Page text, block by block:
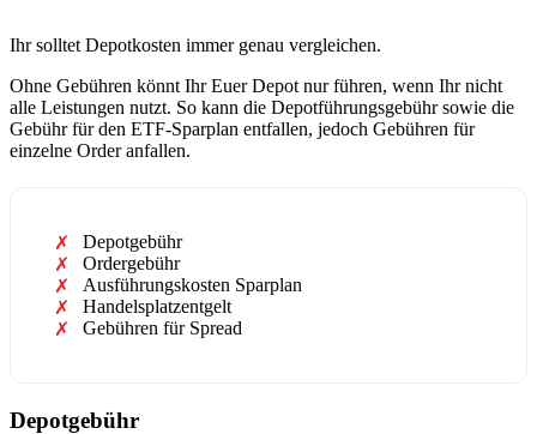
Ihr solltet Depotkosten immer genau vergleichen.
Ohne Gebühren könnt Ihr Euer Depot nur führen, wenn Ihr nicht
alle Leistungen nutzt. So kann die Depotführungsgebühr sowie die
Gebühr für den ETF-Sparplan entfallen, jedoch Gebühren für
einzelne Order anfallen.
Depotgebühr
Ordergebühr
Ausführungskosten Sparplan
Handelsplatzentgelt
Gebühren für Spread
Depotgebühr